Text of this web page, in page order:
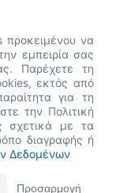
Google Chrome, Mozilla Firefox,
η Νόησις.
σε βοηθήσω
προκειμένου να
εμπειρία σας
Παρέχετε τη
εκτός από
για τη
την Πολιτική
σχετικά με τα
διαγραφής ή
Δεδομένων
Προσαρμογή